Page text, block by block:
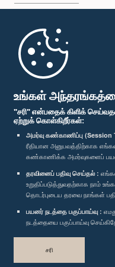
உங்கள்
"சரி" என்பதைக் கிளிக்
ஏற்றுக் கொள்கிறீர்கள்:
அமர்வு கண்காணிப்பு (Session
ரீதியான அனுபவத்திற்காக
கண்காணிக்க அமர்வுகளைப்
தரவினைப் பதிவு செய்தல் :
உறுதிப்படுத்துவதற்காக நாம்
தொடர்புடைய தரவை நாங்கள்
பயனர் நடத்தை பகுப்பாய்வு :
நடத்தையை பகுப்பாய்வு
சரி
முதற்பக்கம்
பாராளுமன்ற கையடக்க செயலி
எம்மை பின்தொடர்க :
விருதுகள்
தனியுரிமைக் கொள்கை